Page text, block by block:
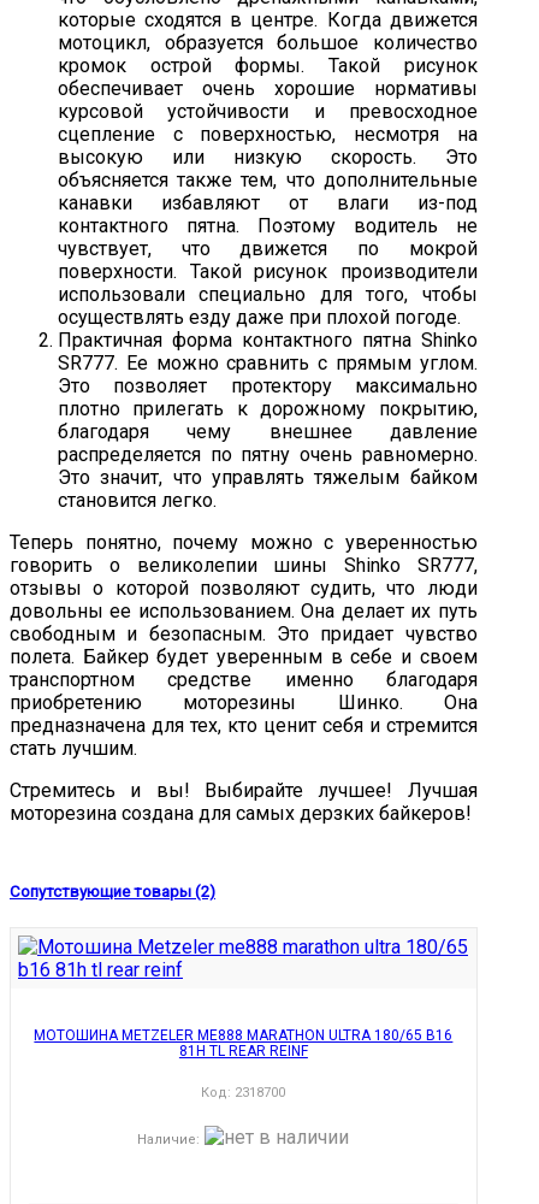
которые сходятся в центре. Когда движется
мотоцикл, образуется большое количество
кромок острой формы. Такой рисунок
обеспечивает очень хорошие нормативы
курсовой устойчивости и превосходное
сцепление с поверхностью, несмотря на
высокую или низкую скорость. Это
объясняется также тем, что дополнительные
канавки избавляют от влаги из-под
контактного пятна. Поэтому водитель не
чувствует, что движется по мокрой
поверхности. Такой рисунок производители
использовали специально для того, чтобы
осуществлять езду даже при плохой погоде.
Практичная форма контактного пятна Shinko
SR777. Ее можно сравнить с прямым углом.
Это позволяет протектору максимально
плотно прилегать к дорожному покрытию,
благодаря чему внешнее давление
распределяется по пятну очень равномерно.
Это значит, что управлять тяжелым байком
становится легко.
Теперь понятно, почему можно с уверенностью
говорить о великолепии шины Shinko SR777,
отзывы о которой позволяют судить, что люди
довольны ее использованием. Она делает их путь
свободным и безопасным. Это придает чувство
полета. Байкер будет уверенным в себе и своем
транспортном средстве именно благодаря
приобретению моторезины Шинко. Она
предназначена для тех, кто ценит себя и стремится
стать лучшим.
Стремитесь и вы! Выбирайте лучшее! Лучшая
моторезина создана для самых дерзких байкеров!
Сопутствующие товары (2)
МОТОШИНА METZELER ME888 MARATHON ULTRA 180/65 B16
81H TL REAR REINF
Код: 2318700
Наличие: